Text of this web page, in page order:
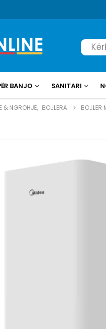
BANJO SANITARI
& NGROHJE, BOJLERA BOJLER